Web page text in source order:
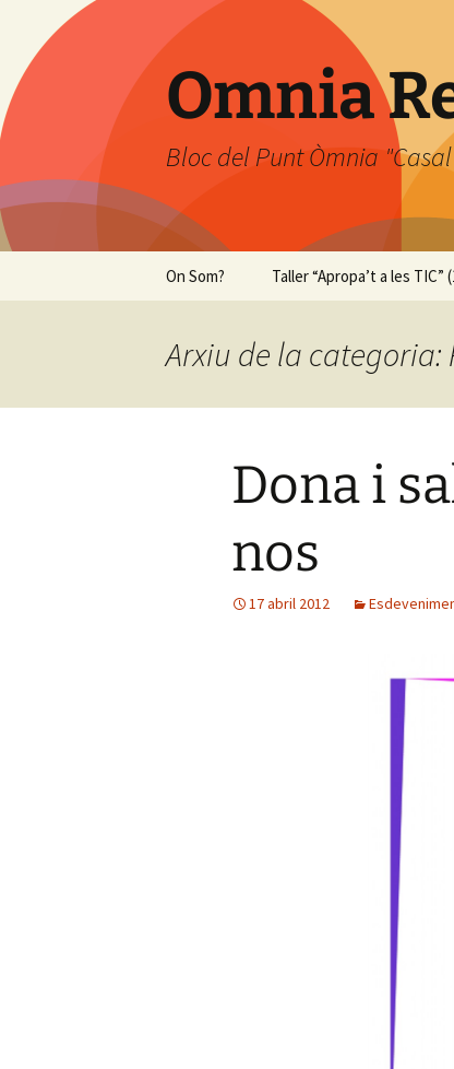
Omnia
Bloc del Punt Òmnia "Casal
On Som? Taller “Apropa’t a les TIC”
Arxiu de la
Dona i
nos
17 abril 2012